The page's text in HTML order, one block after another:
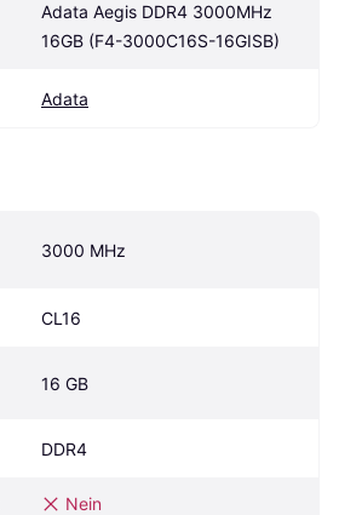
Adata Aegis DDR4 3000MHz
16GB (F4-3000C16S-16GISB)
Adata
3000 MHz
CL16
16 GB
DDR4
Nein